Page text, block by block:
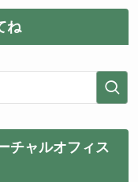
ね
チャルオフィス